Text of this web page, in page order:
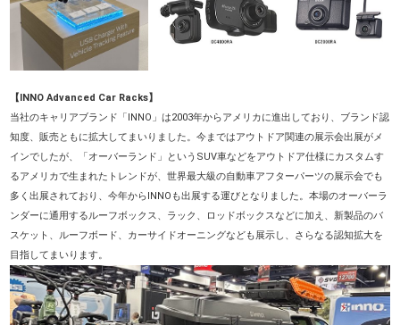
【INNO Advanced Car Racks】
当社のキャリアブランド「INNO」は2003年からアメリカに進出しており、ブランド認
知度、販売ともに拡大してまいりました。今まではアウトドア関連の展示会出展がメ
インでしたが、「オーバーランド」という SUV車などをアウトドア仕様にカスタムす
るアメリカで生まれたトレンドが、世界最大級の自動車アフターパーツの展示会でも
多く出展されており、今年からINNO も出展する運びとなりました。本場のオーバーラ
ンダーに通用するルーフボックス、ラック、ロッドボックスなどに加え、新製品のバ
スケット、ルーフボード、カーサイドオーニングなども展示し、さらなる認知拡大を
目指してまいります。